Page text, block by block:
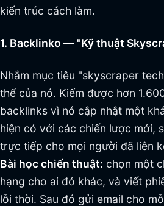
kiến trúc cách làm.
1. Backlinko — "Kỹ thuật
Nhắm mục tiêu "skyscraper
thể của nó. Kiếm được hơn
backlinks vì nó cập nhật một
hiện có với các chiến lược mới,
trực tiếp cho mọi người đã liên
Bài học chiến thuật: chọn một
hạng cho ai đó khác, và viết
lỗi thời. Sau đó gửi email cho